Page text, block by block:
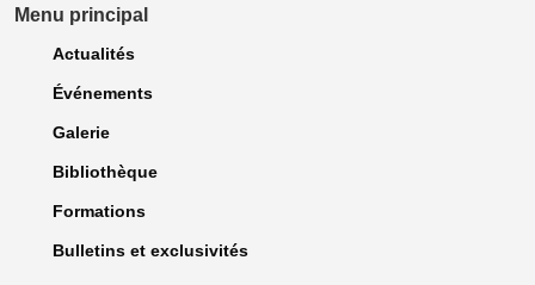
Menu principal
Actualités
Événements
Galerie
Bibliothèque
Formations
Bulletins et exclusivités